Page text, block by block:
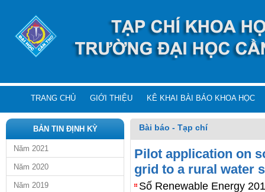
TRANG CHỦ GIỚI THIỆU KÊ KHAI BÀI BÁO KHOA HỌC
BẢN TIN ĐỊNH KỲ
Năm 2021
Năm 2020
Năm 2019
Bài báo - Tạp chí
Pilot application on
grid to a rural water
Số Renewable Energy